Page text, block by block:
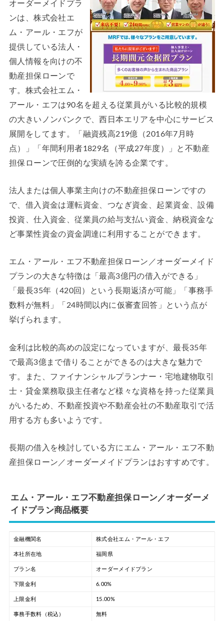
オーダーメイドプラ
ンは、株式会社エ
ム・アール・エフが
提供している法人・
個人情報を向けの不
動産担保ローンで
す。株式会社エム・
アール・エフは90名を超える従業員がいる比較的規模
の大きいノンバンクで、西日本エリアを中心にサービス
展開をしてます。「融資残高219億（2016年7月時
点）」「年間利用者1829名（平成27年度）」と不動産
担保ローンで圧倒的な実績を誇る企業です。
法人または個人事業主向けの不動産担保ローンですの
で、借入資金は運転資金、つなぎ資金、起業資金、設備
投資、仕入資金、従業員の給与支払い資金、納税資金な
ど事業性資金の資金調達に利用することができます。
エム・アール・エフ不動産担保ローン／オーダーメイド
プランの大きな特徴は「最高3億円の借入ができる」
「最長35年（420回）という長期返済が可能」「事務手
数料が無料」「24時間以内に仮審査回答」という点が
挙げられます。
金利は比較的高めの設定になっていますが、最長35年
で最高3億まで借りることができるのは大きな魅力で
す。また、ファイナンシャルプランナー・宅地建物取引
士・貸金業務取扱主任者など様々な資格を持った従業員
がいるため、不動産投資や不動産会社の不動産取引で活
用する方も多いようです。
長期の借入を検討している方にエム・アール・エフ不動
産担保ローン／オーダーメイドプランはおすすめです。
エム・アール・エフ不動産担保ローン／オーダーメ
イドプラン商品概要
金融機関名 株式会社エム・アール・エフ
本社所在地 福岡県
プラン名 オーダーメイドプラン
下限金利 6.00%
上限金利 15.00%
事務手数料（税込） 無料